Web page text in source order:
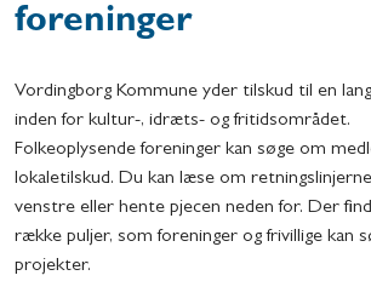
foreninger
Vordingborg Kommune yder tilskud til en
inden for kultur-, idræts- og fritidsområdet.
Folkeoplysende foreninger kan søge om
lokaletilskud. Du kan læse om
venstre eller hente pjecen neden for. Der
række puljer, som foreninger og frivillige kan
projekter.